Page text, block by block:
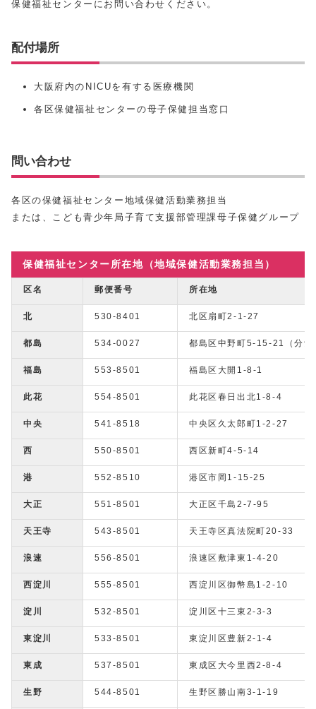
保健福祉センターにお問い合わせください。
配付場所
大阪府内のNICUを有する医療機関
各区保健福祉センターの母子保健担当窓口
問い合わせ
各区の保健福祉センター地域保健活動業務担当
または、こども青少年局子育て支援部管理課母子保健グループ
保健福祉センター所在地（地域保健活動業務担当）
区名 郵便番号 所在地
北 530-8401 北区扇町2-1-27
都島 534-0027 都島区中野町5-15-21（分館
福島 553-8501 福島区大開1-8-1
此花 554-8501 此花区春日出北1-8-4
中央 541-8518 中央区久太郎町1-2-27
西 550-8501 西区新町4-5-14
港 552-8510 港区市岡1-15-25
大正 551-8501 大正区千島2-7-95
天王寺 543-8501 天王寺区真法院町20-33
浪速 556-8501 浪速区敷津東1-4-20
西淀川 555-8501 西淀川区御幣島1-2-10
淀川 532-8501 淀川区十三東2-3-3
東淀川 533-8501 東淀川区豊新2-1-4
東成 537-8501 東成区大今里西2-8-4
生野 544-8501 生野区勝山南3-1-19